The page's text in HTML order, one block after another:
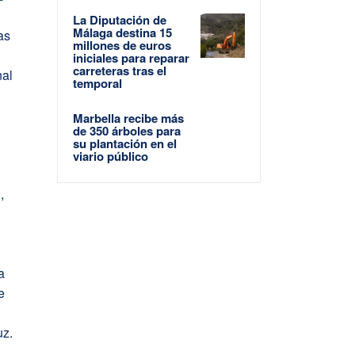
La Diputación de
Málaga destina 15
millones de euros
iniciales para reparar
carreteras tras el
temporal
Marbella recibe más
de 350 árboles para
su plantación en el
viario público